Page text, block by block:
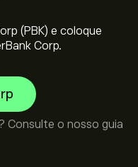
(PBK) e coloque
Corp.
Consulte o nosso guia